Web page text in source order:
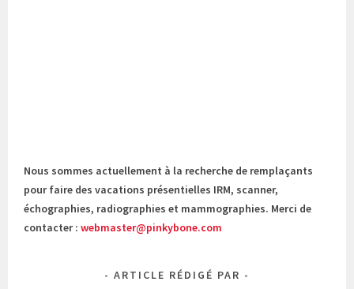
Nous sommes actuellement à la recherche de remplaçants
pour faire des vacations présentielles IRM, scanner,
échographies, radiographies et mammographies. Merci de
contacter :webmaster@pinkybone.com
ARTICLE RÉDIGÉ PAR